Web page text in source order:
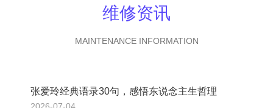
维修资讯
MAINTENANCE INFORMATION
张爱玲经典语录30句，感悟东说念主生哲理